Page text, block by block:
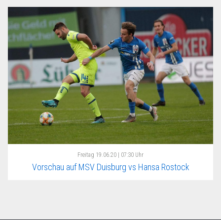
Freitag 19.06.20 | 07:30 Uhr
Vorschau auf MSV Duisburg vs Hansa Rostock